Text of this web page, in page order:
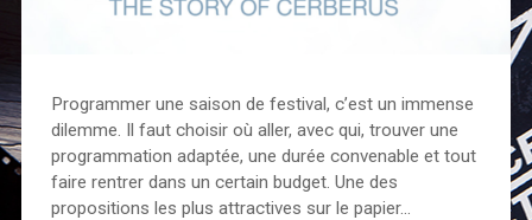
Programmer une saison de festival, c’est un immense
dilemme. Il faut choisir où aller, avec qui, trouver une
programmation adaptée, une durée convenable et tout
faire rentrer dans un certain budget. Une des
propositions les plus attractives sur le papier…